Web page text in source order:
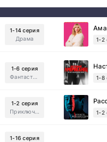
1-14 серия
Драма
1-2
1-6 серия
Фантастика, Триллер, Драма
1-8
1-2 серия
Приключения, Ужасы, Триллер
1-2
1-16 серия